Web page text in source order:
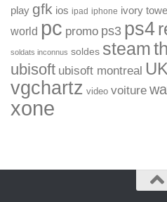
play gfk ios ipad iphone ivory
world pc promo ps3 ps4
soldats inconnus soldes steam
ubisoft ubisoft montreal UK
vgchartz video voiture
xone